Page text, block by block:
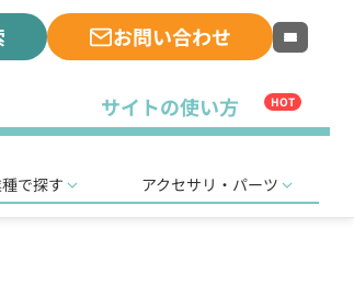
お問い合わせ
サイトの使い方 HOT
で探す アクセサリ・パーツ